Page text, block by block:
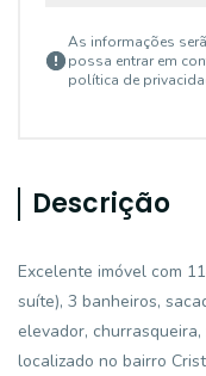
As informações
possa entrar em
política de
Descrição
Excelente imóvel com
suíte), 3 banheiros,
elevador,
localizado no bairro